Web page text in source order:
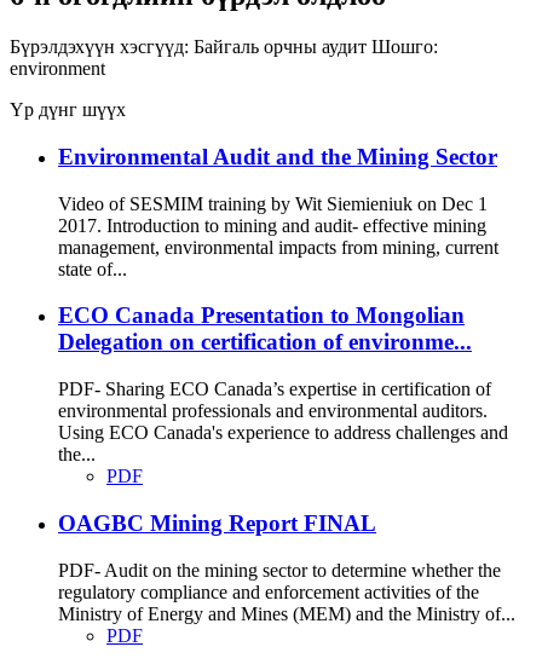
Бүрэлдэхүүн хэсгүүд: Байгаль орчны аудит Шошго:
environment
Үр дүнг шүүх
Environmental Audit and the Mining Sector
Video of SESMIM training by Wit Siemieniuk on Dec 1
2017. Introduction to mining and audit- effective mining
management, environmental impacts from mining, current
state of...
ECO Canada Presentation to Mongolian
Delegation on certification of environme...
PDF- Sharing ECO Canada’s expertise in certification of
environmental professionals and environmental auditors.
Using ECO Canada's experience to address challenges and
the...
PDF
OAGBC Mining Report FINAL
PDF- Audit on the mining sector to determine whether the
regulatory compliance and enforcement activities of the
Ministry of Energy and Mines (MEM) and the Ministry of...
PDF